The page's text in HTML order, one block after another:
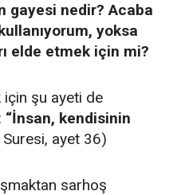
gayesi nedir? Acaba
yoksa
elde etmek için mi?
için şu ayeti de
“İnsan, kendisinin
Suresi, ayet 36)
sarhoş